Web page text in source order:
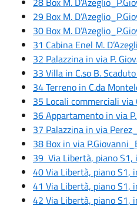
29 Box M.
30 Box M.
31 Cabina Enel M.
32 Palazzina in via P.
33 Villa in C.so B.
34 Terreno in C.da
35 Locali commerciali
36 Appartamento in via
37 Palazzina in via
38 Box in via
39 Via Libertà, piano S1,
40 Via Libertà, piano S1,
41 Via Libertà, piano S1,
42 Via Libertà, piano S1,